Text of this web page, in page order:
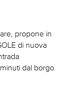
propone in
di nuova
dal borgo